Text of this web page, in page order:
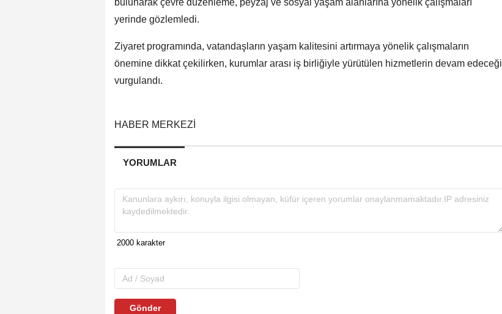
bulunarak çevre düzenleme, peyzaj ve sosyal yaşam alanlarına yönelik çalışmaları
yerinde gözlemledi.
Ziyaret programında, vatandaşların yaşam kalitesini artırmaya yönelik çalışmaların
önemine dikkat çekilirken, kurumlar arası iş birliğiyle yürütülen hizmetlerin devam edeceği
vurgulandı.
HABER MERKEZİ
YORUMLAR
Gönder